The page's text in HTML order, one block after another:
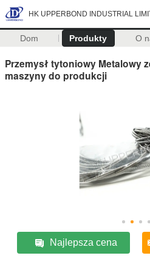
HK UPPERBOND INDUSTRIAL
Dom Produkty O
Przemysł tytoniowy Metalowy
maszyny do produkcji
Najlepsza cena